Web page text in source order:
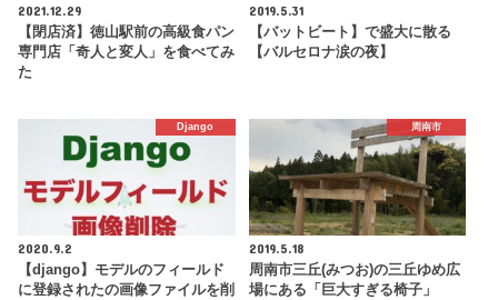
2021.12.29
【閉店済】徳山駅前の高級食パン
専門店「奇人と変人」を食べてみ
た
2019.5.31
【バットビート】で盛大に散る
【バルセロナ涙の夜】
Django
2020.9.2
【django】モデルのフィールド
に登録されたの画像ファイルを削
周南市
2019.5.18
周南市三丘(みつお)の三丘ゆめ広
場にある「巨大すぎる椅子」